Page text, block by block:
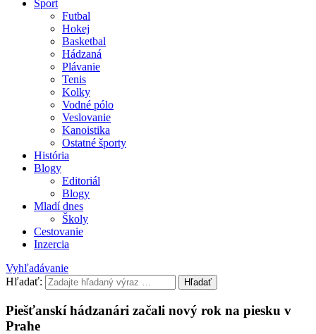
Šport
Futbal
Hokej
Basketbal
Hádzaná
Plávanie
Tenis
Kolky
Vodné pólo
Veslovanie
Kanoistika
Ostatné športy
História
Blogy
Editoriál
Blogy
Mladí dnes
Školy
Cestovanie
Inzercia
Vyhľadávanie
Hľadať:
Hľadať
Piešťanskí hádzanári začali nový rok na piesku v
Prahe